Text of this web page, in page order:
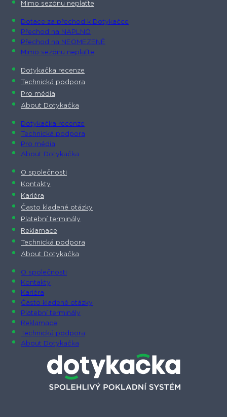
Mimo sezónu neplaťte
Dotace za přechod k Dotykačce
Přechod na NAPLNO
Přechod na NEOMEZENĚ
Mimo sezónu neplaťte
Dotykačka recenze
Technická podpora
Pro média
About Dotykačka
Dotykačka recenze
Technická podpora
Pro média
About Dotykačka
O společnosti
Kontakty
Kariéra
Často kladené otázky
Platební terminály
Reklamace
Technická podpora
About Dotykačka
O společnosti
Kontakty
Kariéra
Často kladené otázky
Platební terminály
Reklamace
Technická podpora
About Dotykačka